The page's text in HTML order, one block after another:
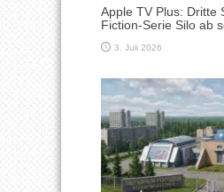
Apple TV Plus: Dritte
Fiction-Serie Silo ab
3. Juli 2026